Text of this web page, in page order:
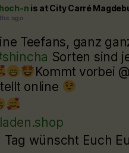
n is at City Carré
ago
Teefans, ganz
Sorten sind
Kommt vorbei
online
Tag wünscht Euch